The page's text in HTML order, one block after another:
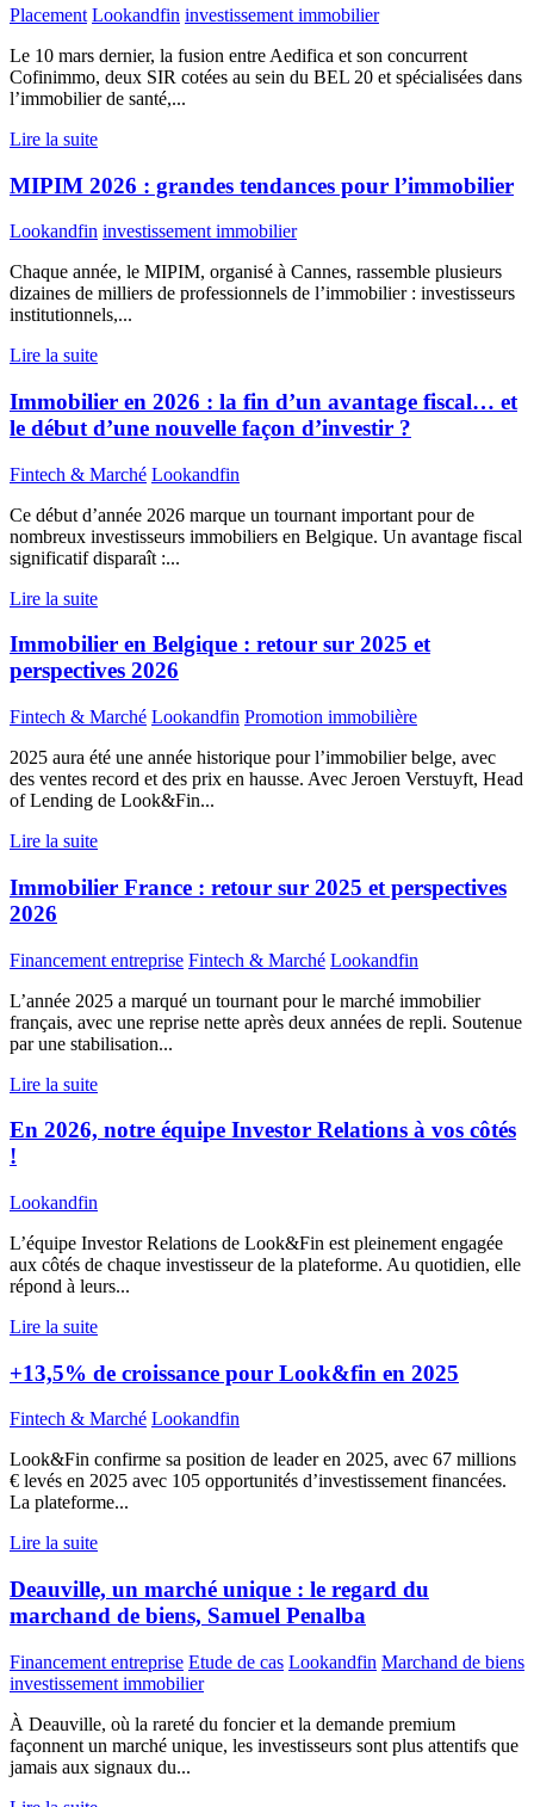
Placement Lookandfin investissement immobilier
Le 10 mars dernier, la fusion entre Aedifica et son concurrent
Cofinimmo, deux SIR cotées au sein du BEL 20 et spécialisées dans
l’immobilier de santé,...
Lire la suite
MIPIM 2026 : grandes tendances pour l’immobilier
Lookandfin investissement immobilier
Chaque année, le MIPIM, organisé à Cannes, rassemble plusieurs
dizaines de milliers de professionnels de l’immobilier : investisseurs
institutionnels,...
Lire la suite
Immobilier en 2026 : la fin d’un avantage fiscal… et
le début d’une nouvelle façon d’investir ?
Fintech & Marché Lookandfin
Ce début d’année 2026 marque un tournant important pour de
nombreux investisseurs immobiliers en Belgique. Un avantage fiscal
significatif disparaît :...
Lire la suite
Immobilier en Belgique : retour sur 2025 et
perspectives 2026
Fintech & Marché Lookandfin Promotion immobilière
2025 aura été une année historique pour l’immobilier belge, avec
des ventes record et des prix en hausse. Avec Jeroen Verstuyft, Head
of Lending de Look&Fin...
Lire la suite
Immobilier France : retour sur 2025 et perspectives
2026
Financement entreprise Fintech & Marché Lookandfin
L’année 2025 a marqué un tournant pour le marché immobilier
français, avec une reprise nette après deux années de repli. Soutenue
par une stabilisation...
Lire la suite
En 2026, notre équipe Investor Relations à vos côtés
!
Lookandfin
L’équipe Investor Relations de Look&Fin est pleinement engagée
aux côtés de chaque investisseur de la plateforme. Au quotidien, elle
répond à leurs...
Lire la suite
+13,5% de croissance pour Look&fin en 2025
Fintech & Marché Lookandfin
Look&Fin confirme sa position de leader en 2025, avec 67 millions
€ levés en 2025 avec 105 opportunités d’investissement financées.
La plateforme...
Lire la suite
Deauville, un marché unique : le regard du
marchand de biens, Samuel Penalba
Financement entreprise Etude de cas Lookandfin Marchand de biens
investissement immobilier
À Deauville, où la rareté du foncier et la demande premium
façonnent un marché unique, les investisseurs sont plus attentifs que
jamais aux signaux du...